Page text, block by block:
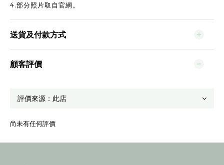
4.部分照片取自官網。
送貨及付款方式
顧客評價
尚未有任何評價